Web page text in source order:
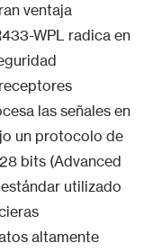
ventaja
WPL radica en
las señales en
un protocolo de
bits (Advanced
utilizado
altamente